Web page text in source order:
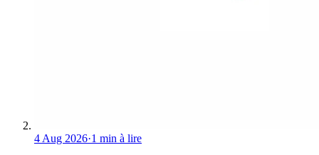
4 Aug 2026·1 min à lire